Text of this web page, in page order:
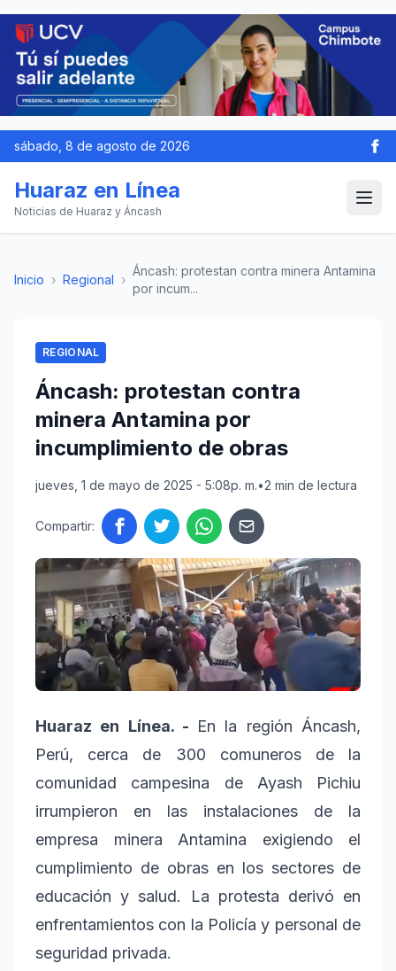
sábado, 8 de agosto de 2026
Huaraz en Línea
Noticias de Huaraz y Áncash
Inicio › Regional ›
Áncash: protestan contra minera Antamina
por incum...
REGIONAL
Áncash: protestan contra
minera Antamina por
incumplimiento de obras
jueves, 1 de mayo de 2025 - 5:08p. m.•2 min de lectura
Compartir:
Huaraz en Línea. - En la región Áncash,
Perú, cerca de 300 comuneros de la
comunidad campesina de Ayash Pichiu
irrumpieron en las instalaciones de la
empresa minera Antamina exigiendo el
cumplimiento de obras en los sectores de
educación y salud. La protesta derivó en
enfrentamientos con la Policía y personal de
seguridad privada.